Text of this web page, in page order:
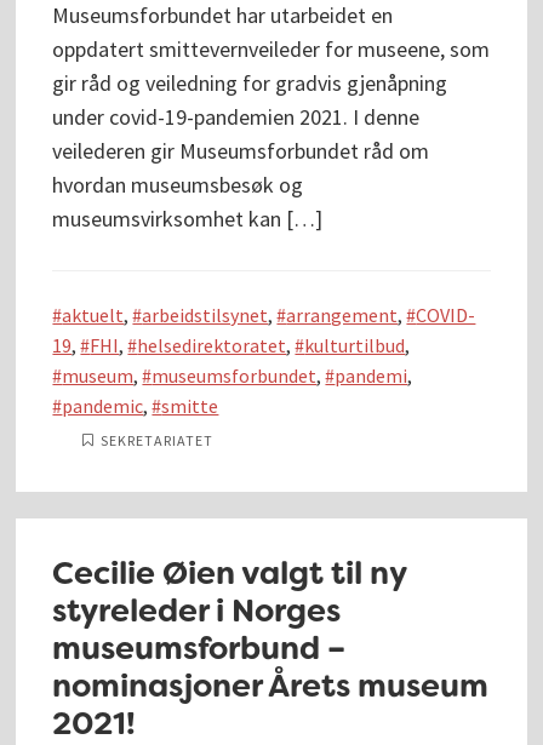
Museumsforbundet har utarbeidet en
oppdatert smittevernveileder for museene, som
gir råd og veiledning for gradvis gjenåpning
under covid-19-pandemien 2021. I denne
veilederen gir Museumsforbundet råd om
hvordan museumsbesøk og
museumsvirksomhet kan […]
aktuelt, arbeidstilsynet, arrangement, COVID-
19, FHI, helsedirektoratet, kulturtilbud,
museum, museumsforbundet, pandemi,
pandemic, smitte
SEKRETARIATET
Cecilie Øien valgt til ny
styreleder i Norges
museumsforbund –
nominasjoner Årets museum
2021!